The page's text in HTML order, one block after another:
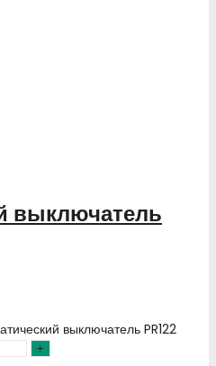
выключатель
выключатель PR122